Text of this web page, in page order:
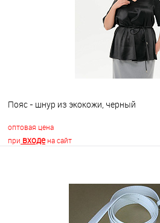
Пояс - шнур из экокожи, черный
оптовая цена
при входена сайт